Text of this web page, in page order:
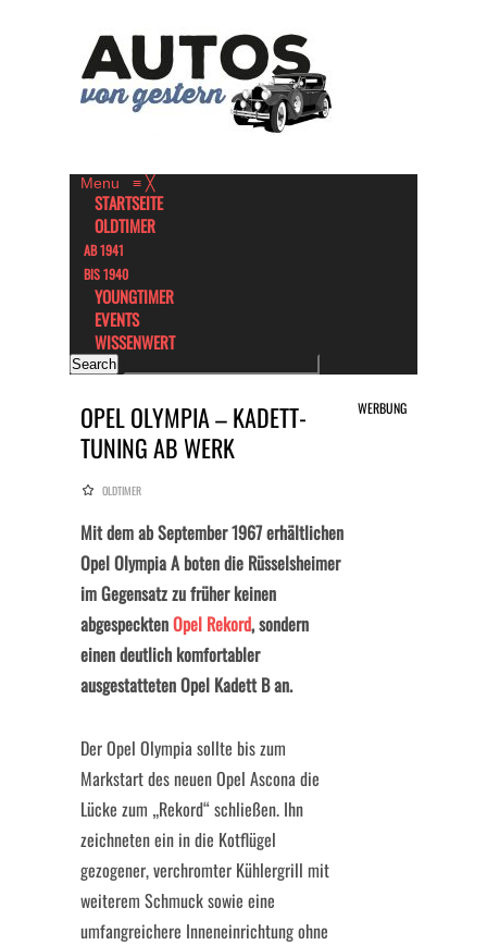
Menu ≡ ╳
STARTSEITE
OLDTIMER
AB 1941
BIS 1940
YOUNGTIMER
EVENTS
WISSENWERT
OPEL OLYMPIA – KADETT-
TUNING AB WERK
WERBUNG
OLDTIMER
Mit dem ab September 1967 erhältlichen
Opel Olympia A boten die Rüsselsheimer
im Gegensatz zu früher keinen
abgespecktenOpel Rekord, sondern
einen deutlich komfortabler
ausgestatteten Opel Kadett B an.
Der Opel Olympia sollte bis zum
Markstart des neuen Opel Ascona die
Lücke zum „Rekord“ schließen. Ihn
zeichneten ein in die Kotflügel
gezogener, verchromter Kühlergrill mit
weiterem Schmuck sowie eine
umfangreichere Inneneinrichtung ohne